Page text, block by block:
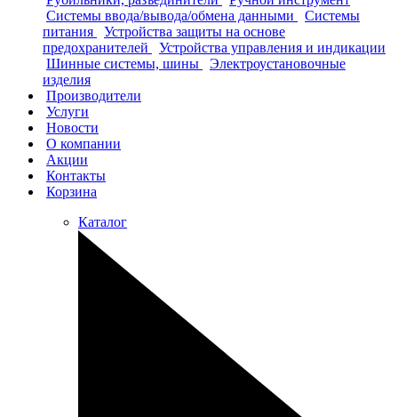
Системы ввода/вывода/обмена данными
Системы
питания
Устройства защиты на основе
предохранителей
Устройства управления и индикации
Шинные системы, шины
Электроустановочные
изделия
Производители
Услуги
Новости
О компании
Акции
Контакты
Корзина
Каталог